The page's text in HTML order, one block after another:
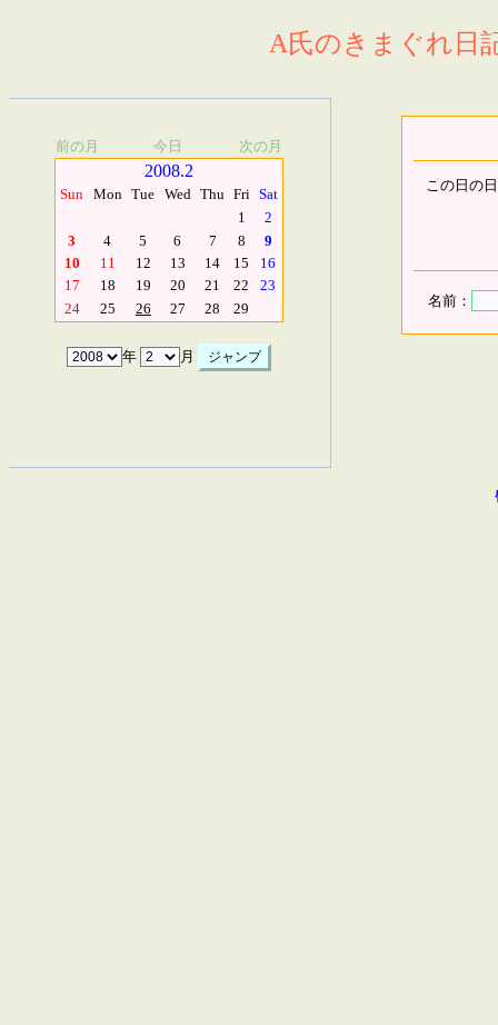
A氏のきまぐれ日
前の月 今日 次の月
2008.2
Sun Mon Tue Wed Thu Fri Sat
1
2
3
4 5 6 7 8
9
10
11 12 13 14 15
16
17
18 19 20 21 22
23
24
25 26 27 28 29
年 月
この日の
名前：